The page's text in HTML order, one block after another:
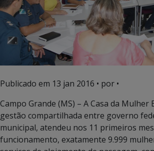
Publicado em 13 jan 2016 • por •
Campo Grande (MS) – A Casa da Mulher
gestão compartilhada entre governo
municipal, atendeu nos 11 primeiros
funcionamento, exatamente 9.999